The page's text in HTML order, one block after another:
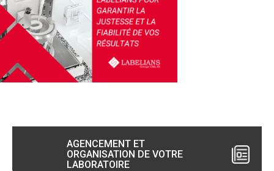
AGENCEMENT ET
ORGANISATION DE VOTRE
LABORATOIRE